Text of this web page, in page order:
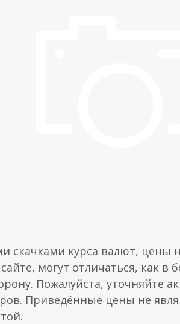
скачками курса валют, цены
могут отличаться, как в
Пожалуйста, уточняйте
Приведённые цены не